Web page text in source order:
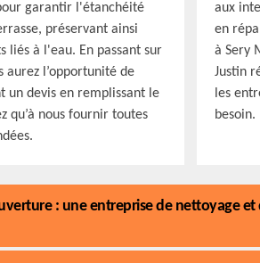
garantir l'étanchéité
préservant ainsi
liés à l'eau. En passant sur
l’opportunité de
un devis en remplissant le
qu’à nous fournir toutes
aux
en
à Sery
Justin
les
besoin.
: une entreprise de nettoyage et